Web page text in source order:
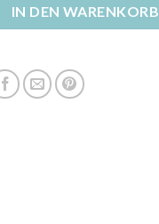
IN DEN WARENKORB